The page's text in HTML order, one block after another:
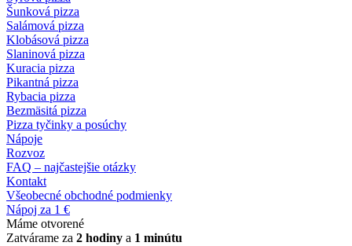
Šunková pizza
Salámová pizza
Klobásová pizza
Slaninová pizza
Kuracia pizza
Pikantná pizza
Rybacia pizza
Bezmäsitá pizza
Pizza tyčinky a posúchy
Nápoje
Rozvoz
FAQ – najčastejšie otázky
Kontakt
Všeobecné obchodné podmienky
Nápoj za 1 €
Máme otvorené
Zatvárame za 2 hodiny a 1 minútu